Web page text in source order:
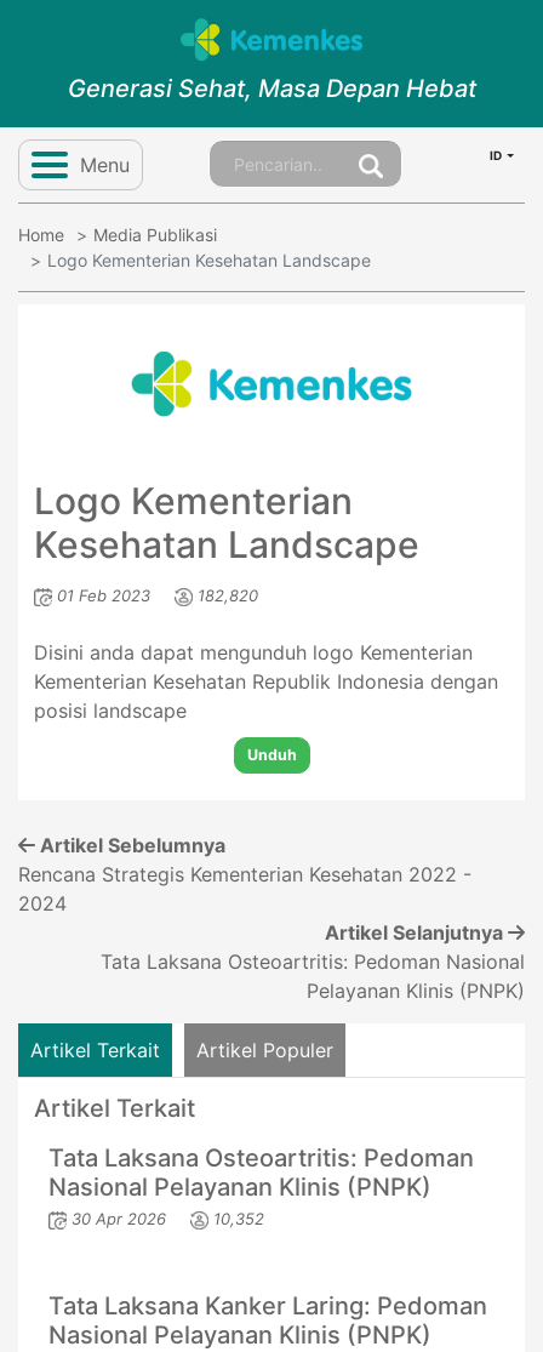
Generasi Sehat, Masa Depan Hebat
Menu ID
Home
Media Publikasi
Logo Kementerian Kesehatan Landscape
Logo Kementerian
Kesehatan Landscape
01 Feb 2023 182,820
Disini anda dapat mengunduh logo Kementerian
Kementerian Kesehatan Republik Indonesia dengan
posisi landscape
Unduh
Artikel Sebelumnya
Rencana Strategis Kementerian Kesehatan 2022 -
2024
Artikel Selanjutnya
Tata Laksana Osteoartritis: Pedoman Nasional
Pelayanan Klinis (PNPK)
Artikel Terkait Artikel Populer
Artikel Terkait
Tata Laksana Osteoartritis: Pedoman
Nasional Pelayanan Klinis (PNPK)
30 Apr 2026 10,352
Tata Laksana Kanker Laring: Pedoman
Nasional Pelayanan Klinis (PNPK)